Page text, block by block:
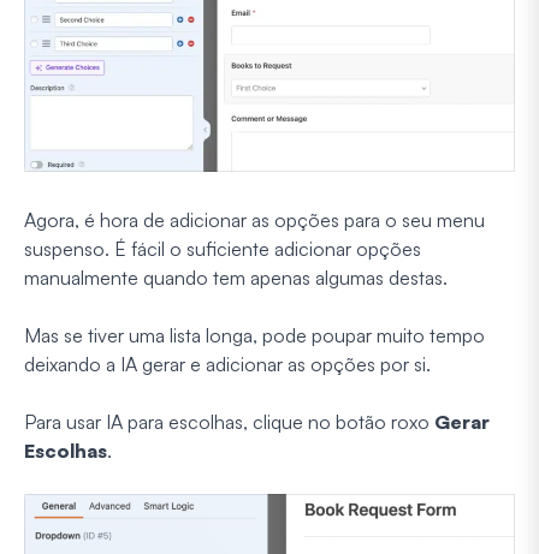
Agora, é hora de adicionar as opções para o seu menu
suspenso. É fácil o suficiente adicionar opções
manualmente quando tem apenas algumas destas.
Mas se tiver uma lista longa, pode poupar muito tempo
deixando a IA gerar e adicionar as opções por si.
Para usar IA para escolhas, clique no botão roxo Gerar
Escolhas.